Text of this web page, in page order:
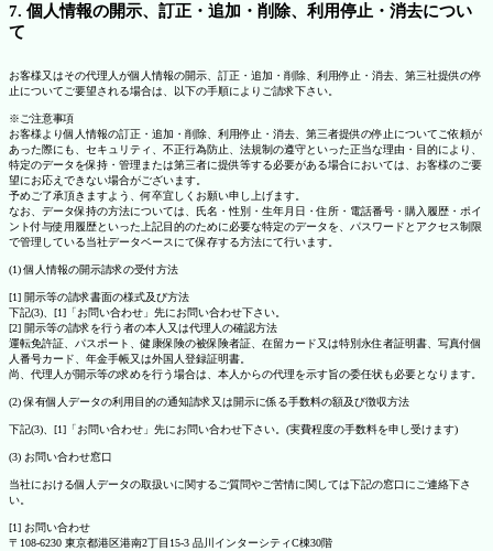
7. 個人情報の開示、訂正・追加・削除、利用停止・消去につい
て
お客様又はその代理人が個人情報の開示、訂正・追加・削除、利用停止・消去、第三社提供の停
止についてご要望される場合は、以下の手順によりご請求下さい。
※ご注意事項
お客様より個人情報の訂正・追加・削除、利用停止・消去、第三者提供の停止についてご依頼が
あった際にも、セキュリティ、不正行為防止、法規制の遵守といった正当な理由・目的により、
特定のデータを保持・管理または第三者に提供等する必要がある場合においては、お客様のご要
望にお応えできない場合がございます。
予めご了承頂きますよう、何卒宜しくお願い申し上げます。
なお、データ保持の方法については、氏名・性別・生年月日・住所・電話番号・購入履歴・ポイ
ント付与使用履歴といった上記目的のために必要な特定のデータを、パスワードとアクセス制限
で管理している当社データベースにて保存する方法にて行います。
(1) 個人情報の開示請求の受付方法
[1] 開示等の請求書面の様式及び方法
下記(3)、[1]「お問い合わせ」先にお問い合わせ下さい。
[2] 開示等の請求を行う者の本人又は代理人の確認方法
運転免許証、パスポート、健康保険の被保険者証、在留カード又は特別永住者証明書、写真付個
人番号カード、年金手帳又は外国人登録証明書。
尚、代理人が開示等の求めを行う場合は、本人からの代理を示す旨の委任状も必要となります。
(2) 保有個人データの利用目的の通知請求又は開示に係る手数料の額及び徴収方法
下記(3)、[1]「お問い合わせ」先にお問い合わせ下さい。(実費程度の手数料を申し受けます)
(3) お問い合わせ窓口
当社における個人データの取扱いに関するご質問やご苦情に関しては下記の窓口にご連絡下さ
い。
[1] お問い合わせ
〒108-6230 東京都港区港南2丁目15-3 品川インターシティC棟30階